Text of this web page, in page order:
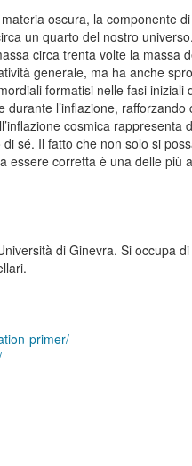
oscura, la componente
un quarto del nostro
circa trenta volte la massa
generale, ma ha anche
formatisi nelle fasi iniziali
l’inflazione, rafforzando
cosmica rappresenta
sé. Il fatto che non solo si
essere corretta è una delle più
di Ginevra. Si occupa
primer/